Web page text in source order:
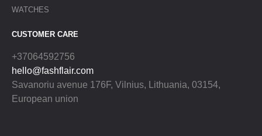
WATCHES
CUSTOMER CARE
+37064592756
hello@fashflair.com
Savanoriu avenue 176F, Vilnius, Lithuania, 03154,
European union